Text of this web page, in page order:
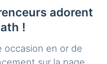
adorent
!
occasion en or de